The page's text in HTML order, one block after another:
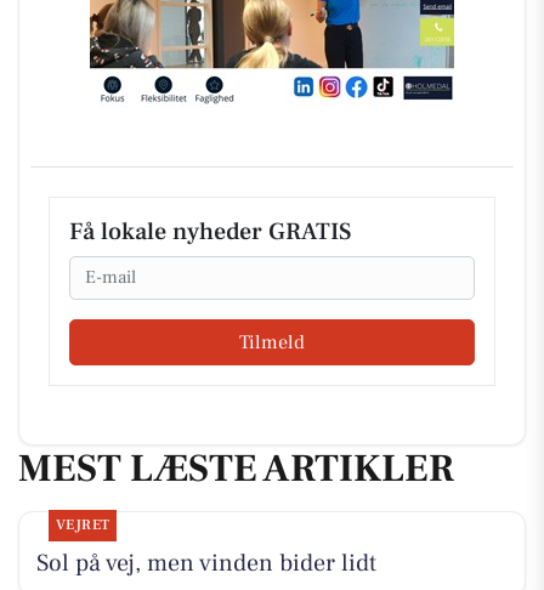
Få lokale nyheder GRATIS
Email
Tilmeld
MEST LÆSTE ARTIKLER
VEJRET
Sol på vej, men vinden bider lidt